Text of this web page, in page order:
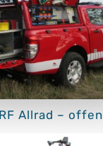
Allrad – offen